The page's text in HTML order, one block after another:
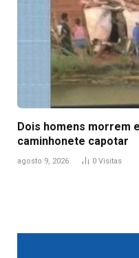
Dois homens morrem
caminhonete capotar
agosto 9, 2026 0 Visitas